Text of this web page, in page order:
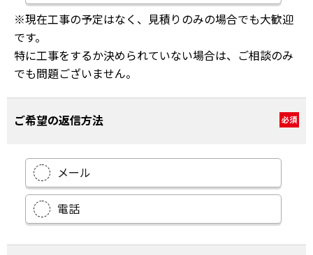
※現在工事の予定はなく、見積りのみの場合でも大歓迎
です。
特に工事をするか決められていない場合は、ご相談のみ
でも問題ございません。
ご希望の返信方法 必須
メール
電話